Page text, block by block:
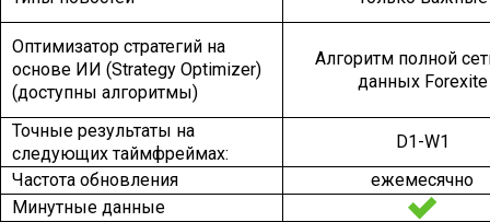
Оптимизатор стратегий на
основе ИИ (Strategy Optimizer)
(доступны алгоритмы)
Алгоритм полной
данных Forexite
Точные результаты на
следующих таймфреймах:
D1-W1
Частота обновления
ежемесячно
Минутные данные